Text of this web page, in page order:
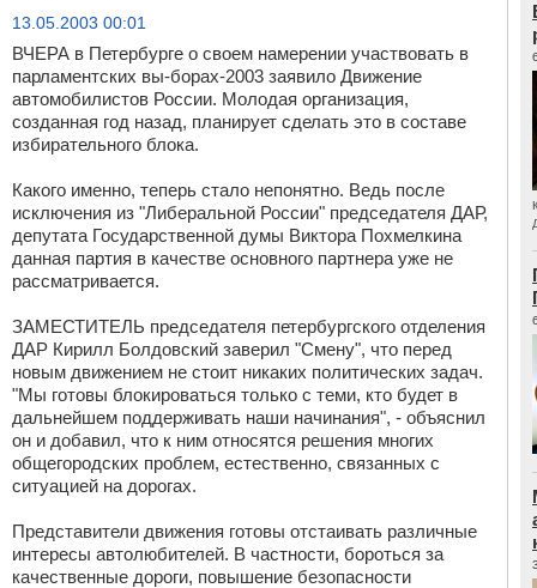
13.05.2003 00:01
ВЧЕРА в Петербурге о своем намерении участвовать в
парламентских вы-борах-2003 заявило Движение
автомобилистов России. Молодая организация,
созданная год назад, планирует сделать это в составе
избирательного блока.
Какого именно, теперь стало непонятно. Ведь после
исключения из "Либеральной России" председателя ДАР,
депутата Государственной думы Виктора Похмелкина
данная партия в качестве основного партнера уже не
рассматривается.
ЗАМЕСТИТЕЛЬ председателя петербургского отделения
ДАР Кирилл Болдовский заверил "Смену", что перед
новым движением не стоит никаких политических задач.
"Мы готовы блокироваться только с теми, кто будет в
дальнейшем поддерживать наши начинания", - объяснил
он и добавил, что к ним относятся решения многих
общегородских проблем, естественно, связанных с
ситуацией на дорогах.
Представители движения готовы отстаивать различные
интересы автолюбителей. В частности, бороться за
качественные дороги, повышение безопасности